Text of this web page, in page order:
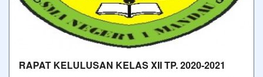
RAPAT KELULUSAN KELAS XII TP. 2020-2021